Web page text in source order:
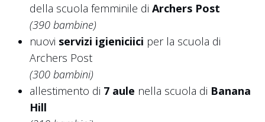
della scuola femminile di Archers Post
(390 bambine)
nuovi servizi igieniciici per la scuola di
Archers Post
(300 bambini)
allestimento di 7 aule nella scuola di Banana
Hill